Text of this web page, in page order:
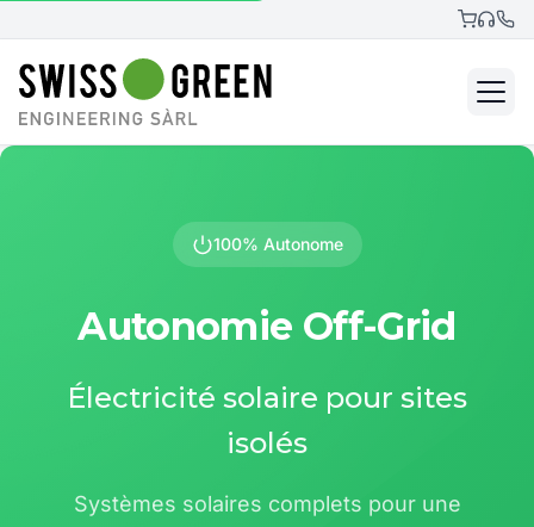
100% Autonome
Autonomie Off-Grid
Électricité solaire pour sites
isolés
Systèmes solaires complets pour une